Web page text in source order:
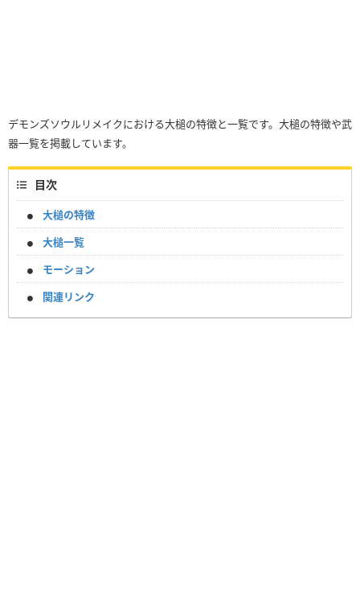
デモンズソウルリメイクにおける大槌の特徴と一覧です。大槌の特徴や武
器一覧を掲載しています。
目次
大槌の特徴
大槌一覧
モーション
関連リンク